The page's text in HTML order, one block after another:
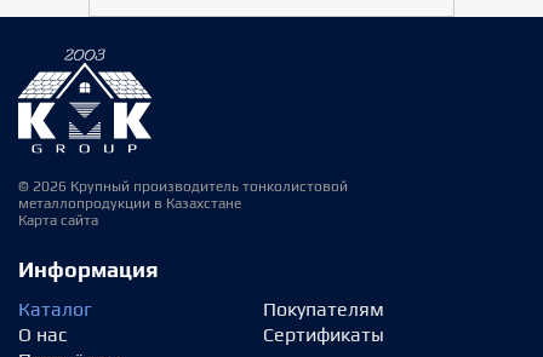
© 2026 Крупный производитель тонколистовой
металлопродукции в Казахстане
Карта сайта
Информация
Каталог
О нас
Покупателям
Сертификаты